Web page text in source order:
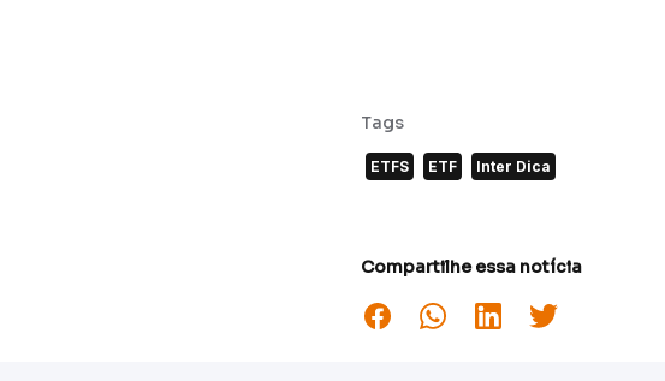
Tags
ETFS ETF Inter Dica
Compartilhe essa notícia